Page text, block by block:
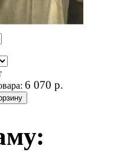
XIX века
6 070 р.